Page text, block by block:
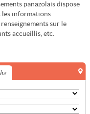
panazolais dispose
les informations
sur le
accueillis, etc.